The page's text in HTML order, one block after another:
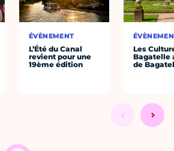
ÉVÈNEMENT
L’Été du Canal
revient pour une
19ème édition
Les
Bagatelle
de